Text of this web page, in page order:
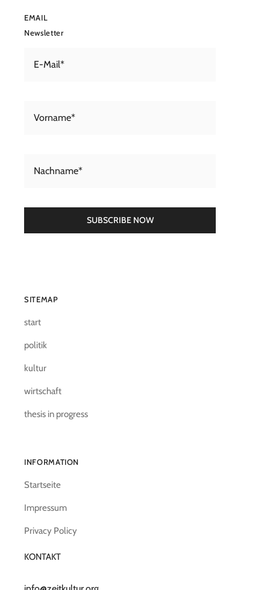
EMAIL
Newsletter
SUBSCRIBE NOW
SITEMAP
start
politik
kultur
wirtschaft
thesis in progress
INFORMATION
Startseite
Impressum
Privacy Policy
KONTAKT